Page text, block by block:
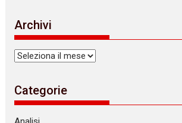
c
e
Archivi
Archivi
Categorie